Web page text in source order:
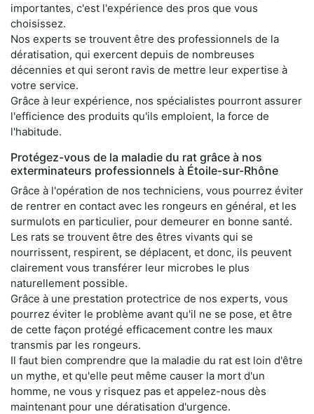
importantes, c'est l'expérience des pros que vous
choisissez.
Nos experts se trouvent être des professionnels de la
dératisation, qui exercent depuis de nombreuses
décennies et qui seront ravis de mettre leur expertise à
votre service.
Grâce à leur expérience, nos spécialistes pourront assurer
l'efficience des produits qu'ils emploient, la force de
l'habitude.
Protégez-vous de la maladie du rat grâce à nos
exterminateurs professionnels à Étoile-sur-Rhône
Grâce à l'opération de nos techniciens, vous pourrez éviter
de rentrer en contact avec les rongeurs en général, et les
surmulots en particulier, pour demeurer en bonne santé.
Les rats se trouvent être des êtres vivants qui se
nourrissent, respirent, se déplacent, et donc, ils peuvent
clairement vous transférer leur microbes le plus
naturellement possible.
Grâce à une prestation protectrice de nos experts, vous
pourrez éviter le problème avant qu'il ne se pose, et être
de cette façon protégé efficacement contre les maux
transmis par les rongeurs.
Il faut bien comprendre que la maladie du rat est loin d'être
un mythe, et qu'elle peut même causer la mort d'un
homme, ne vous y risquez pas et appelez-nous dès
maintenant pour une dératisation d'urgence.